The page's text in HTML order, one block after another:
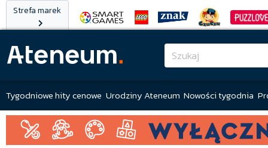
Strefa marek
Tygodniowe hity cenowe Urodziny Ateneum Nowości tygodnia